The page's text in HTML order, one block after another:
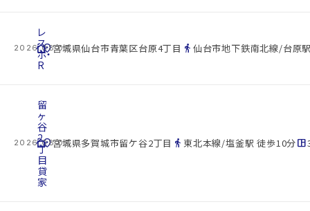
2026.08.07
cottage
レ
ス
ポ・
R
location_on宮城県仙台市青葉区台原4丁目 directions_walk 仙台市地下鉄南北線/台原
2026.08.07
cottage
留
ヶ
谷
2
丁
目
貸
家
location_on宮城県多賀城市留ケ谷2丁目 directions_walk 東北本線/塩釜駅 徒歩10分space_dashboard